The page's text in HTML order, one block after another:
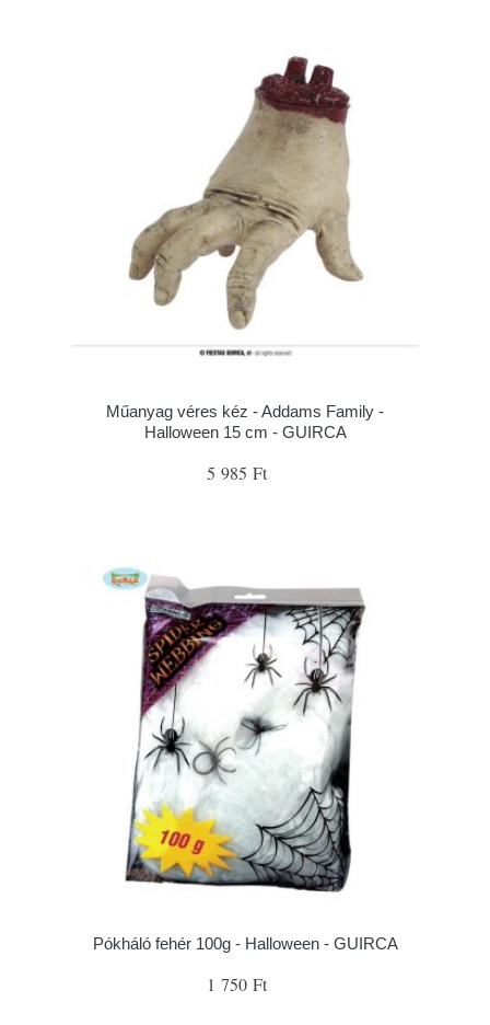
Műanyag véres kéz - Addams Family -
Halloween 15 cm - GUIRCA
5 985 Ft
Pókháló fehér 100g - Halloween - GUIRCA
1 750 Ft